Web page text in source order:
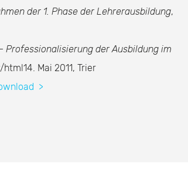
der 1. Phase der Lehrerausbildung,
Professionalisierung der Ausbildung im
Mai 2011, Trier
>